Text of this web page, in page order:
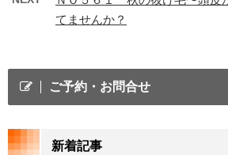
てませんか？
ご予約・お問合せ
新着記事